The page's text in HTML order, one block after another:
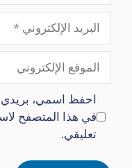
البريد
الإلكتروني
الموقع
الإلكتروني
احفظ اسمي، بريدي
في هذا المتصفح
تعليقي.